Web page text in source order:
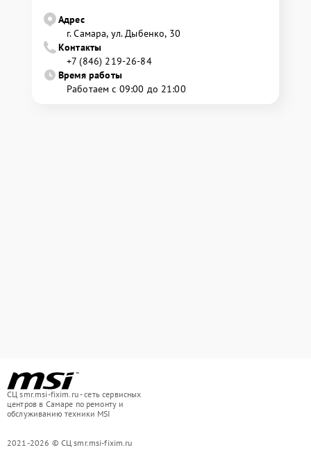
Адрес
г. Самара, ул. Дыбенко, 30
Контакты
+7 (846) 219-26-84
Время работы
Работаем с 09:00 до 21:00
СЦ smr.msi-fixim.ru - сеть сервисных
центров в Самаре по ремонту и
обслуживанию техники MSI
2021-2026 © СЦ smr.msi-fixim.ru